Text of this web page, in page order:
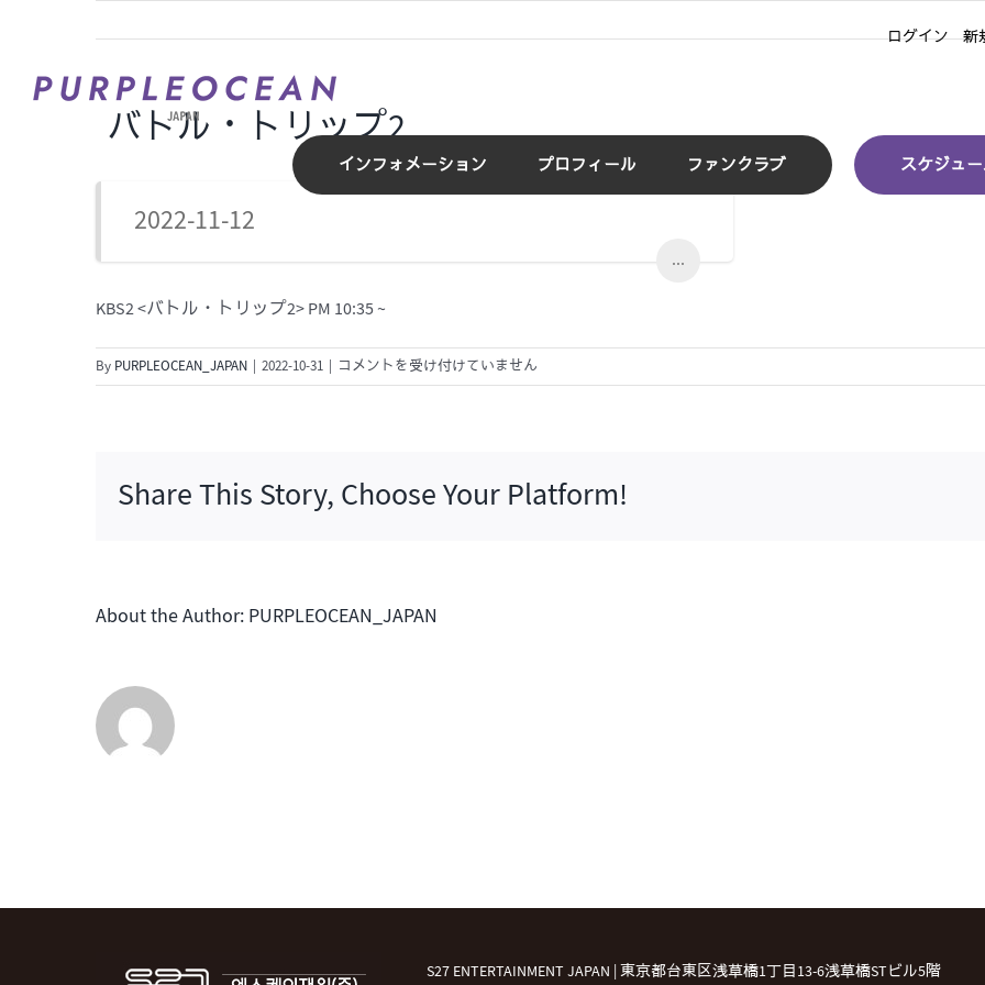
content
ログイン 新
インフォメーション プロフィール ファンクラブ スケジュ
バトル・トリップ2
2022-11-12
...
KBS2 <バトル・トリップ2> PM 10:35 ~
By PURPLEOCEAN_JAPAN 2022-10-31
バ
ト
ッ
コメントを受け付けていません
Share This Story, Choose Your Platform!
About the Author: PURPLEOCEAN_JAPAN
S27 ENTERTAINMENT JAPAN | 東京都台東区浅草橋1丁目13-6浅草橋STビル5階